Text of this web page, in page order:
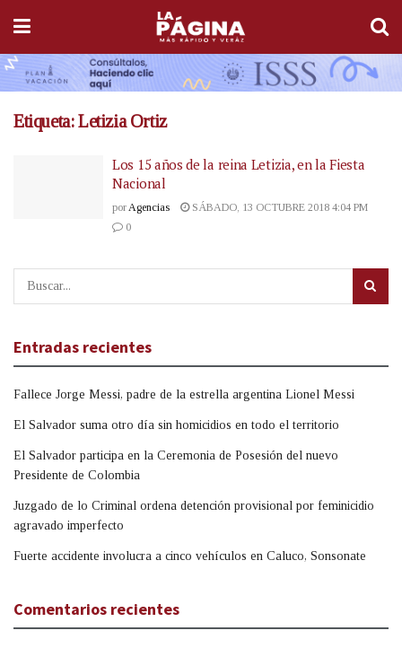
Etiqueta:Letizia Ortiz
Los 15 años de la reina Letizia, en la Fiesta
Nacional
por Agencias
SÁBADO, 13 OCTUBRE 2018 4:04 PM
0
Entradas recientes
Fallece Jorge Messi, padre de la estrella argentina Lionel Messi
El Salvador suma otro día sin homicidios en todo el territorio
El Salvador participa en la Ceremonia de Posesión del nuevo
Presidente de Colombia
Juzgado de lo Criminal ordena detención provisional por feminicidio
agravado imperfecto
Fuerte accidente involucra a cinco vehículos en Caluco, Sonsonate
Comentarios recientes